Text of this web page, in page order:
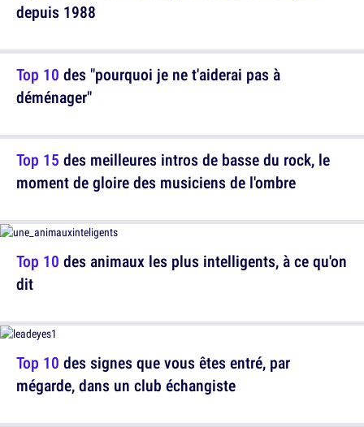
depuis 1988
Top 15 des meilleures intros de basse du rock, le
moment de gloire des musiciens de l'ombre
Top 10 des signes que vous êtes entré, par
mégarde, dans un club échangiste
Top 10 des "pourquoi je ne t'aiderai pas à
déménager"
Top 10 des animaux les plus intelligents, à ce qu'on
dit